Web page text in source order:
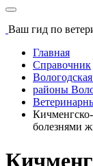
Ваш гид по
Главная
Справочник
районы
болезнями